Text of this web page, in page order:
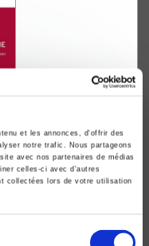
et les annonces, d'offrir des
notre trafic. Nous partageons
avec nos partenaires de médias
celles-ci avec d'autres
collectées lors de votre utilisation